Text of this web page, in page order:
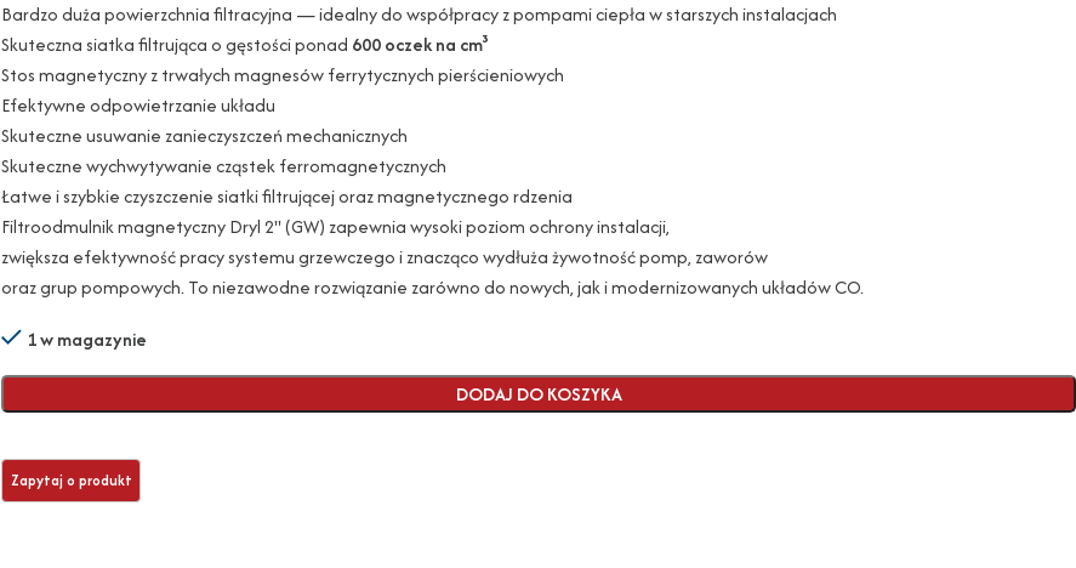
Bardzo duża powierzchnia filtracyjna — idealny do współpracy z pompami ciepła w starszych instalacjach
Skuteczna siatka filtrująca o gęstości ponad 600 oczek na cm³
Stos magnetyczny z trwałych magnesów ferrytycznych pierścieniowych
Efektywne odpowietrzanie układu
Skuteczne usuwanie zanieczyszczeń mechanicznych
Skuteczne wychwytywanie cząstek ferromagnetycznych
Łatwe i szybkie czyszczenie siatki filtrującej oraz magnetycznego rdzenia
Filtroodmulnik magnetyczny Dryl 2" (GW) zapewnia wysoki poziom ochrony instalacji,
zwiększa efektywność pracy systemu grzewczego i znacząco wydłuża żywotność pomp, zaworów
oraz grup pompowych. To niezawodne rozwiązanie zarówno do nowych, jak i modernizowanych układów CO.
1 w magazynie
DODAJ DO KOSZYKA